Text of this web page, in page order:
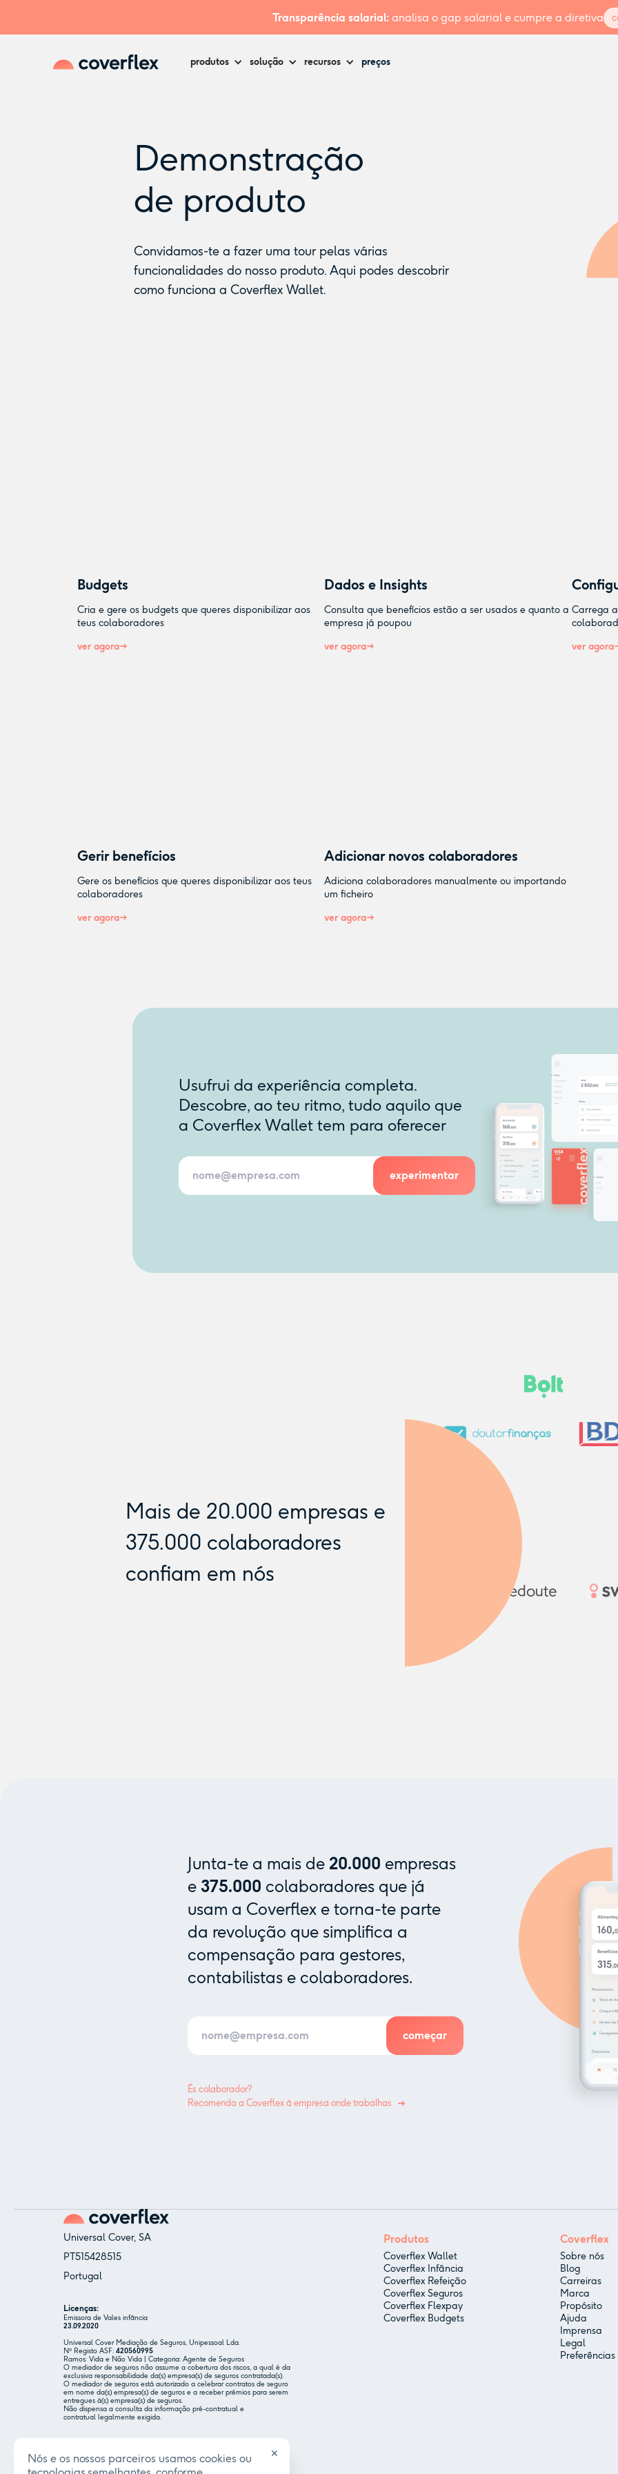
Transparência salarial: analisa o gap salarial e cumpre a diretiva
produtos solução recursos preços
Demonstração
de produto
Convidamos-te a fazer uma tour pelas várias
funcionalidades do nosso produto. Aqui podes descobrir
como funciona a Coverflex Wallet.
Budgets
Cria e gere os budgets que queres disponibilizar aos
teus colaboradores
ver agora
Dados e Insights
Consulta que benefícios estão a ser usados e quanto a
empresa já poupou
ver agora
Carrega
ver agora
Gerir benefícios
Gere os benefícios que queres disponibilizar aos teus
colaboradores
ver agora
Adicionar novos colaboradores
Adiciona colaboradores manualmente ou importando
um ficheiro
ver agora
Usufrui da experiência completa.
Descobre, ao teu ritmo, tudo aquilo que
a Coverflex Wallet tem para oferecer
Mais de 20.000 empresas e
375.000 colaboradores
confiam em nós
Junta-te a mais de 20.000 empresas
e 375.000 colaboradores que já
usam a Coverflex e torna-te parte
da revolução que simplifica a
compensação para gestores,
contabilistas e colaboradores.
És colaborador?
Recomenda a Coverflex à empresa onde trabalhas
Universal Cover, SA
PT515428515
Portugal
Licenças:
Emissora de Vales infância
23.09.2020
Universal Cover Mediação de Seguros, Unipessoal Lda.
Nº Registo ASF: 420560995
Ramos: Vida e Não Vida | Categoria: Agente de Seguros
O mediador de seguros não assume a cobertura dos riscos, a qual é da
exclusiva responsabilidade da(s) empresa(s) de seguros contratada(s).
O mediador de seguros está autorizado a celebrar contratos de seguro
em nome da(s) empresa(s) de seguros e a receber prémios para serem
entregues à(s) empresa(s) de seguros.
Não dispensa a consulta da informação pré-contratual e
contratual legalmente exigida.
help@coverflex.com
Produtos
Coverflex Wallet
Coverflex Infância
Coverflex Refeição
Coverflex Seguros
Coverflex Flexpay
Coverflex Budgets
Coverflex
Sobre nós
Blog
Carreiras
Marca
Propósito
Ajuda
Imprensa
Legal
Nós e os nossos parceiros usamos cookies ou
✕